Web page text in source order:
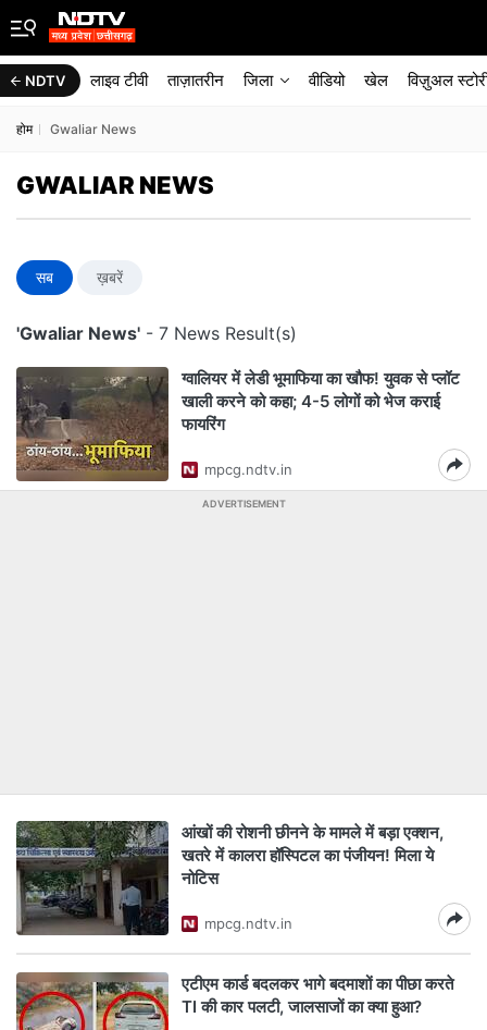
NDTV लाइव टीवी ताज़ातरीन जिला वीडियो खेल विज़ुअल
होम Gwaliar News
GWALIAR NEWS
सब ख़बरें
'Gwaliar News' - 7 News Result(s)
ग्वालियर में लेडी भूमाफिया का खौफ! युवक से प्लॉट
खाली करने को कहा; 4-5 लोगों को भेज कराई
फायरिंग
mpcg.ndtv.in
ADVERTISEMENT
आंखों की रोशनी छीनने के मामले में बड़ा एक्शन,
खतरे में कालरा हॉस्पिटल का पंजीयन! मिला ये
नोटिस
mpcg.ndtv.in
एटीएम कार्ड बदलकर भागे बदमाशों का पीछा करते
TI की कार पलटी, जालसाजों का क्या हुआ?